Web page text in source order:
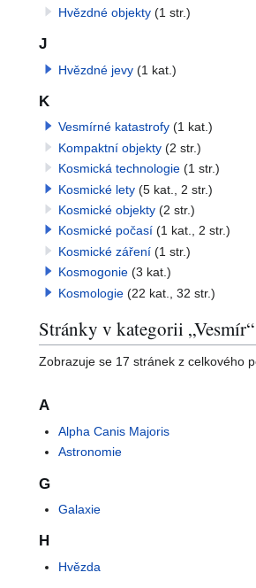
Hvězdné objekty (1 str.)
J
Hvězdné jevy (1 kat.)
K
Vesmírné katastrofy (1 kat.)
Kompaktní objekty (2 str.)
Kosmická technologie (1 str.)
Kosmické lety (5 kat., 2 str.)
Kosmické objekty (2 str.)
Kosmické počasí (1 kat., 2 str.)
Kosmické záření (1 str.)
Kosmogonie (3 kat.)
Kosmologie (22 kat., 32 str.)
Stránky v kategorii „Vesmír“
Zobrazuje se 17 stránek z celkového
A
Alpha Canis Majoris
Astronomie
G
Galaxie
H
Hvězda